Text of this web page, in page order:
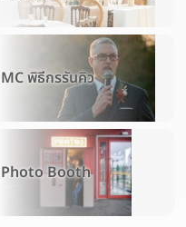
MC พิธีกรรันคิว
Photo Booth